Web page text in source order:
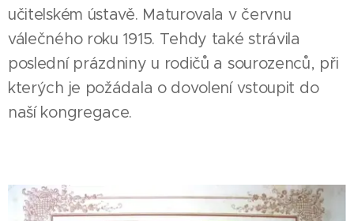
učitelském ústavě. Maturovala v červnu
válečného roku 1915. Tehdy také strávila
poslední prázdniny u rodičů a sourozenců, při
kterých je požádala o dovolení vstoupit do
naší kongregace.